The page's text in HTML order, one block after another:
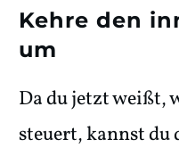
Kehre den
um
Da du jetzt weißt,
steuert, kannst du